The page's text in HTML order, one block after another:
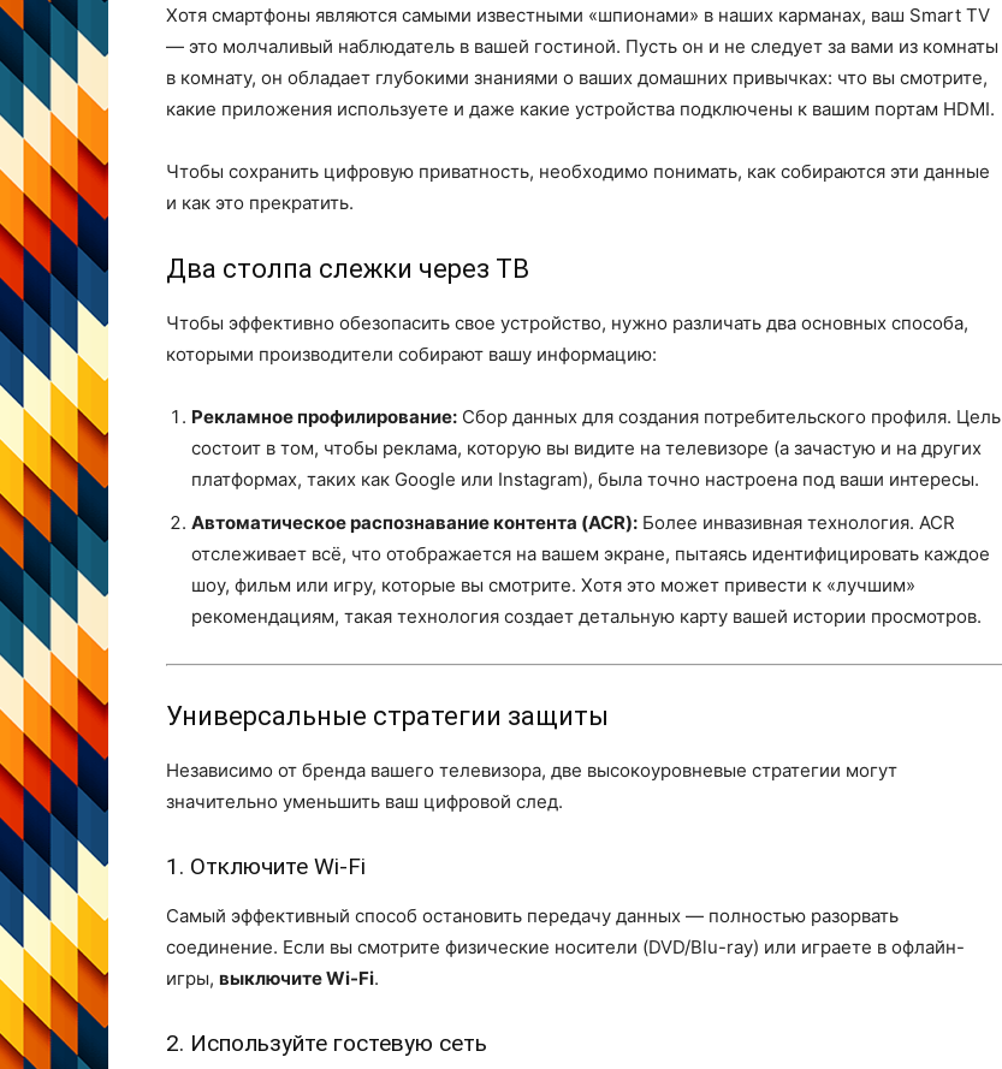
Хотя смартфоны являются самыми известными «шпионами» в наших карманах, ваш Smart TV
— это молчаливый наблюдатель в вашей гостиной. Пусть он и не следует за вами из комнаты
в комнату, он обладает глубокими знаниями о ваших домашних привычках: что вы смотрите,
какие приложения используете и даже какие устройства подключены к вашим портам HDMI.
Чтобы сохранить цифровую приватность, необходимо понимать, как собираются эти данные
и как это прекратить.
Два столпа слежки через ТВ
Чтобы эффективно обезопасить свое устройство, нужно различать два основных способа,
которыми производители собирают вашу информацию:
Рекламное профилирование: Сбор данных для создания потребительского профиля. Цель
состоит в том, чтобы реклама, которую вы видите на телевизоре (а зачастую и на других
платформах, таких как Google или Instagram), была точно настроена под ваши интересы.
Автоматическое распознавание контента (ACR): Более инвазивная технология. ACR
отслеживает всё, что отображается на вашем экране, пытаясь идентифицировать каждое
шоу, фильм или игру, которые вы смотрите. Хотя это может привести к «лучшим»
рекомендациям, такая технология создает детальную карту вашей истории просмотров.
Универсальные стратегии защиты
Независимо от бренда вашего телевизора, две высокоуровневые стратегии могут
значительно уменьшить ваш цифровой след.
1. Отключите Wi-Fi
Самый эффективный способ остановить передачу данных — полностью разорвать
соединение. Если вы смотрите физические носители (DVD/Blu-ray) или играете в офлайн-
игры, выключите Wi-Fi.
2. Используйте гостевую сеть